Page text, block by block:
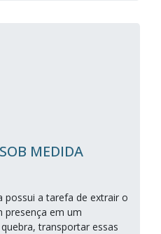
MEDIDA
possui a tarefa de extrair o
presença em um
transportar essas